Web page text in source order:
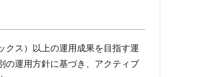
クス）以上の運用成果を目指す運
の運用方針に基づき、アクティブ